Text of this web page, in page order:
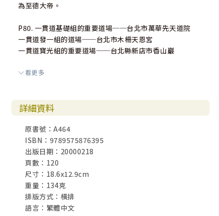
為至德大帝。
P80. 一貫道基礎組的重要道場──台北市萬華先天道院
一貫道發一組的道場──台北市木柵天恩宮
一貫道寶光組的重要道場──台北縣新店市香山巖
P90. 一貫道投入許多社會公益活動，受頒許多獎狀。
看更多
詳細資料
原書號：A464
ISBN：9789575876395
出版日期：20000218
頁數：120
尺寸：18.6x12.9cm
重量：134克
排版方式：橫排
語言：繁體中文